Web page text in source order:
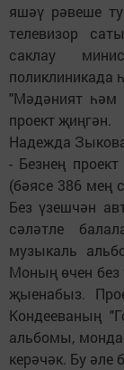
яшәү рәвеше
телевизор
саклау
поликлиникада
"Мәдәният һәм
проект җиңгән.
Надежда
- Безнең
(бәясе 386 мең
Без үзешчән
сәләтле
музыкаль
Моның өчен
җыенабыз.
Кондееваның
альбомы,
керәчәк. Бу әле